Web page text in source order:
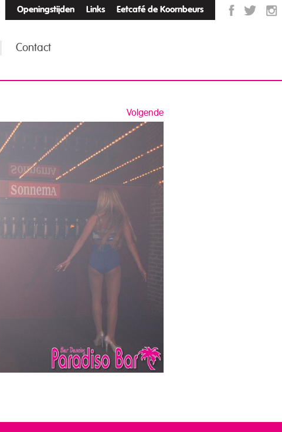
Openingstijden Links Eetcafé de Koornbeurs
Contact
Volgende